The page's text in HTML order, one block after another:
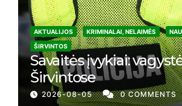
AKTUALIJOS KRIMINALAI, NELAIMĖS
ŠIRVINTOS
Savaitės įvykiai:
Širvintose
2026-08-05 0 COMMENTS